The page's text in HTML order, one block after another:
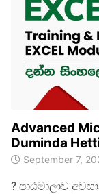
Advanced
Duminda
September 7,
? පාඨමාලාව